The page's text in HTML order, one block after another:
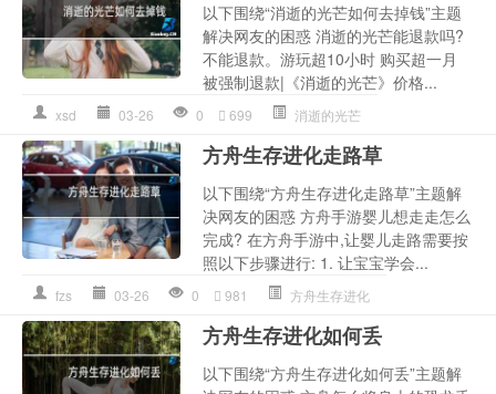
以下围绕“消逝的光芒如何去掉钱”主题
解决网友的困惑 消逝的光芒能退款吗?
不能退款。游玩超10小时 购买超一月
被强制退款|《消逝的光芒》价格...
xsd 03-26 0 699 消逝的光芒
方舟生存进化走路草
以下围绕“方舟生存进化走路草”主题解
决网友的困惑 方舟手游婴儿想走走怎么
完成? 在方舟手游中,让婴儿走路需要按
照以下步骤进行: 1. 让宝宝学会...
fzs 03-26 0 981 方舟生存进化
方舟生存进化如何丢
以下围绕“方舟生存进化如何丢”主题解